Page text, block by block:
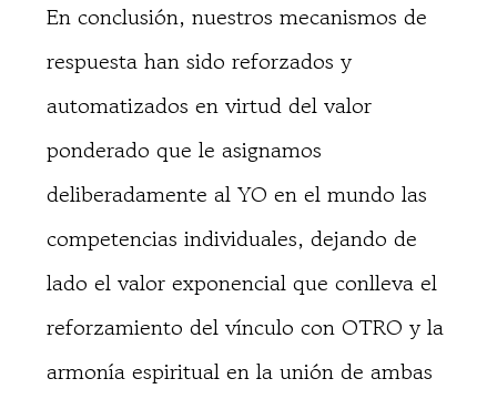
En conclusión, nuestros mecanismos de
respuesta han sido reforzados y
automatizados en virtud del valor
ponderado que le asignamos
deliberadamente al YO en el mundo las
competencias individuales, dejando de
lado el valor exponencial que conlleva el
reforzamiento del vínculo con OTRO y la
armonía espiritual en la unión de ambas